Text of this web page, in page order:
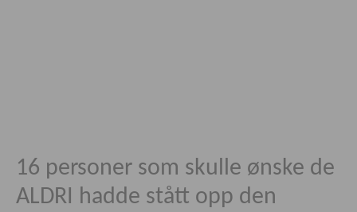
16 personer som skulle ønske de
ALDRI hadde stått opp den